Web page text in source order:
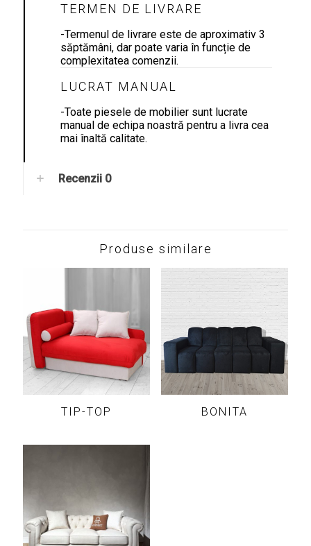
TERMEN DE LIVRARE
-Termenul de livrare este de aproximativ 3
săptămâni, dar poate varia în funcție de
complexitatea comenzii.
LUCRAT MANUAL
-Toate piesele de mobilier sunt lucrate
manual de echipa noastră pentru a livra cea
mai înaltă calitate.
Recenzii 0
Produse similare
TIP-TOP BONITA